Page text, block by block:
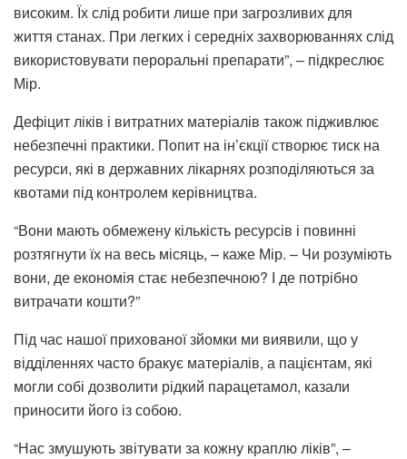
високим. Їх слід робити лише при загрозливих для
життя станах. При легких і середніх захворюваннях слід
використовувати пероральні препарати”, – підкреслює
Мір.
Дефіцит ліків і витратних матеріалів також підживлює
небезпечні практики. Попит на ін’єкції створює тиск на
ресурси, які в державних лікарнях розподіляються за
квотами під контролем керівництва.
“Вони мають обмежену кількість ресурсів і повинні
розтягнути їх на весь місяць, – каже Мір. – Чи розуміють
вони, де економія стає небезпечною? І де потрібно
витрачати кошти?”
Під час нашої прихованої зйомки ми виявили, що у
відділеннях часто бракує матеріалів, а пацієнтам, які
могли собі дозволити рідкий парацетамол, казали
приносити його із собою.
“Нас змушують звітувати за кожну краплю ліків”, –